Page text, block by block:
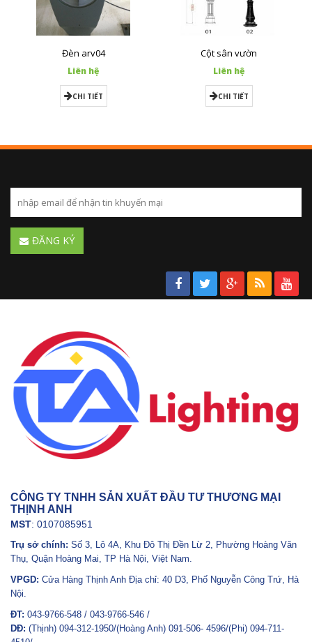
Đèn arv04
Liên hệ
CHI TIẾT
Cột sân vườn
Liên hệ
CHI TIẾT
ĐĂNG KÝ
CÔNG TY TNHH SẢN XUẤT ĐẦU TƯ THƯƠNG MẠI
THỊNH ANH
MST: 0107085951
Trụ sở chính: Số 3, Lô 4A, Khu Đô Thị Đền Lừ 2, Phường Hoàng Văn
Thụ, Quận Hoàng Mai, TP Hà Nội, Việt Nam.
VPGD: Cửa Hàng Thịnh Anh Địa chỉ: 40 D3, Phố Nguyễn Công Trứ, Hà
Nội.
ĐT: 043-9766-548 / 043-9766-546 /
DĐ: (Thịnh) 094-312-1950/(Hoàng Anh) 091-506- 4596/(Phi) 094-711-